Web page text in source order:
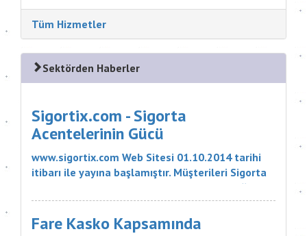
Tüm Hizmetler
Sektörden Haberler
Sigortix.com - Sigorta
Acentelerinin Gücü
www.sigortix.com Web Sitesi 01.10.2014 tarihi
itibarı ile yayına başlamıştır. Müşterileri Sigorta
Acentelerini neden tercih etmeleri gerektiği
konusunda bilgilendiren ve Sitedeki Üye Sigorta
Acentelerine müşteri yö...
Fare Kasko Kapsamında